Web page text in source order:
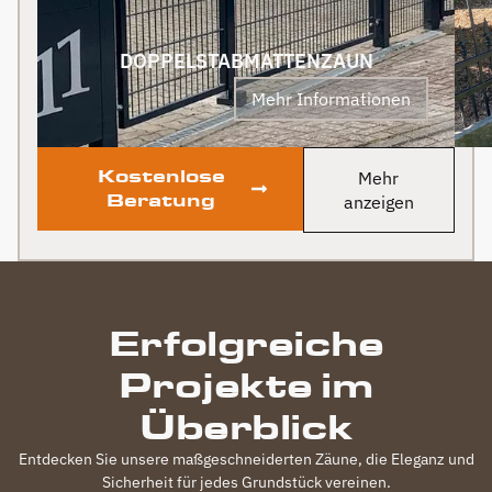
Fertigstellung, gab es
zum Dank und Abschied
sogar noch ein Paket mit
leckerem Honig. Danke
auch dafür!
DOPPELSTABMATTENZAUN
Mehr Informationen
Kostenlose
Beratung
Mehr
anzeigen
Erfolgreiche
Projekte im
Überblick
Entdecken Sie unsere maßgeschneiderten Zäune, die Eleganz und
Sicherheit für jedes Grundstück vereinen.